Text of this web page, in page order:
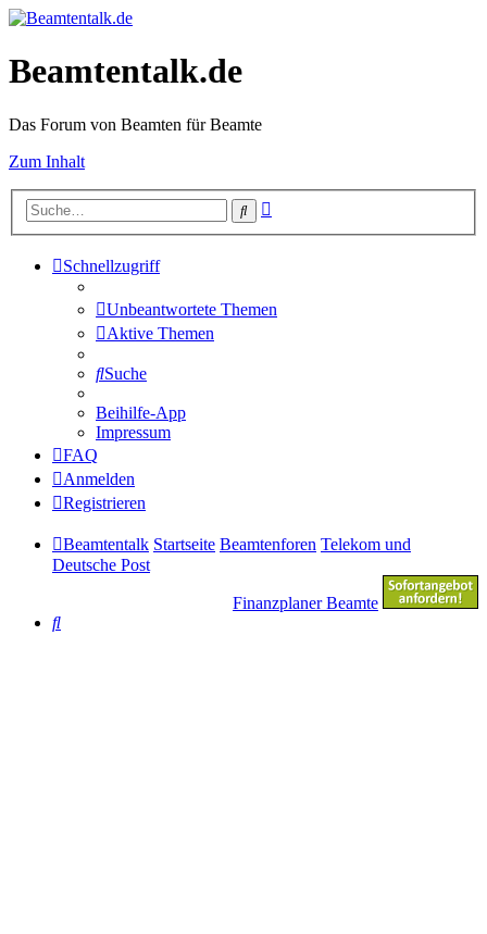
Beamtentalk.de
Das Forum von Beamten für Beamte
Zum Inhalt
Suche
Schnellzugriff
Unbeantwortete Themen
Aktive Themen
Suche
Beihilfe-App
Impressum
FAQ
Anmelden
Registrieren
Beamtentalk Startseite Beamtenforen Telekom und
Deutsche Post
Finanzplaner Beamte
Suche